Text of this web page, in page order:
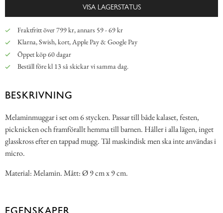
VISA LAGERSTATUS
Fraktfritt över 799 kr, annars 59 - 69 kr
Klarna, Swish, kort, Apple Pay & Google Pay
Öppet köp 60 dagar
Beställ före kl 13 så skickar vi samma dag.
BESKRIVNING
Melaminmuggar i set om 6 stycken. Passar till både kalaset, festen,
picknicken och framförallt hemma till barnen. Håller i alla lägen, inget
glasskross efter en tappad mugg. Tål maskindisk men ska inte användas i
micro.
Material: Melamin. Mått: Ø 9 cm x 9 cm.
EGENSKAPER